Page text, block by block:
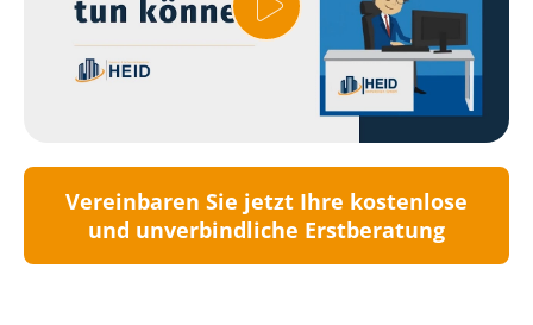
Vereinbaren Sie jetzt Ihre kostenlose
und unverbindliche Erstberatung